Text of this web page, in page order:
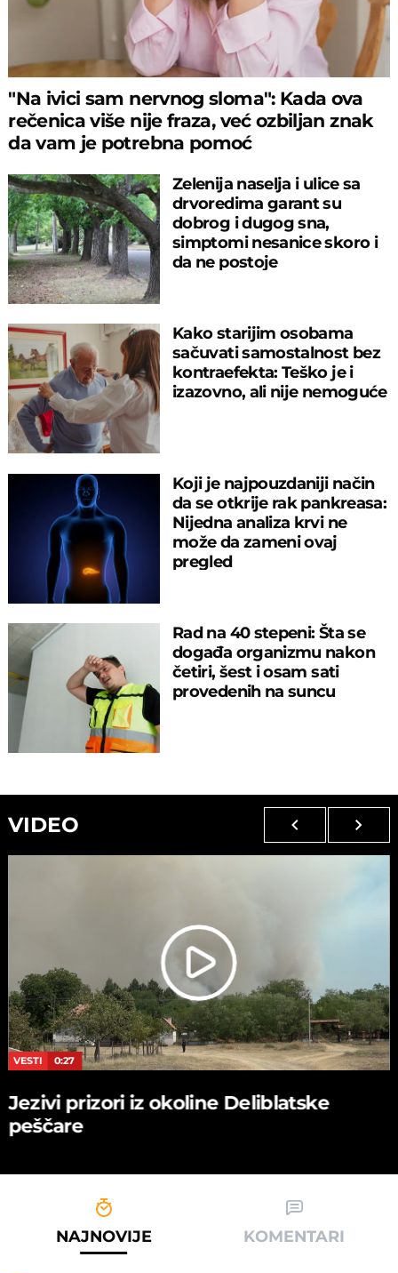
"Na ivici sam nervnog sloma": Kada ova
rečenica više nije fraza, već ozbiljan znak
da vam je potrebna pomoć
Zelenija naselja i ulice sa
drvoredima garant su
dobrog i dugog sna,
simptomi nesanice skoro i
da ne postoje
Kako starijim osobama
sačuvati samostalnost bez
kontraefekta: Teško je i
izazovno, ali nije nemoguće
Koji je najpouzdaniji način
da se otkrije rak pankreasa:
Nijedna analiza krvi ne
može da zameni ovaj
pregled
Rad na 40 stepeni: Šta se
događa organizmu nakon
četiri, šest i osam sati
provedenih na suncu
VIDEO
VESTI 0:27
Jezivi prizori iz okoline Deliblatske
peščare
NAJNOVIJE KOMENTARI